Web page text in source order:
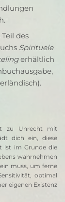
des
Spirituele
erhältlich
zu Unrecht mit
dich ein, diese
ist im Grunde die
wahrnehmen
muss, um ferne
optimal
eigenen Existenz